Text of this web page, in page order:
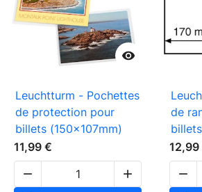

Leuchtturm - Pochettes
de protection pour
billets (150x107mm)
11,99 €


de
12,99
